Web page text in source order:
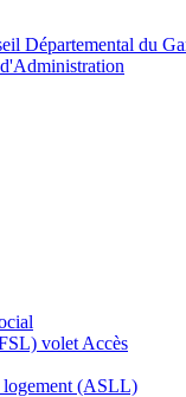
Départemental du
volet Accès
logement (ASLL)